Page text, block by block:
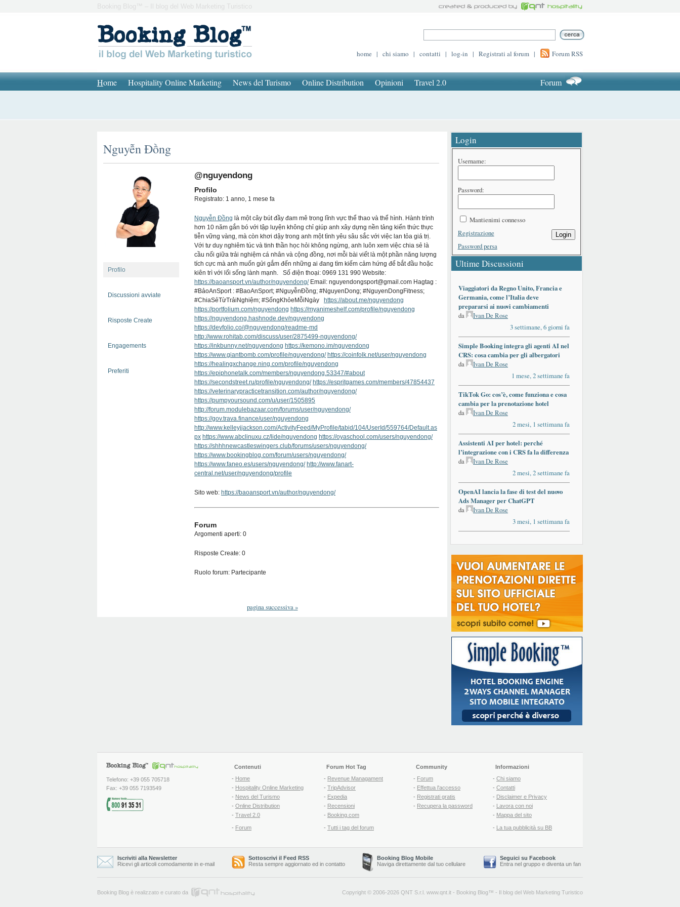
Booking Blog™ – Il blog del Web Marketing Turistico
home | chi siamo | contatti | log-in | Registrati al forum | Forum RSS
Home Hospitality Online Marketing News del Turismo Online Distribution Opinioni Travel 2.0 Forum
Nguyễn Đồng
Profilo
Discussioni avviate
Risposte Create
Engagements
Preferiti
@nguyendong
Profilo
Registrato: 1 anno, 1 mese fa
Nguyễn Đồng là một cây bút đầy đam mê trong lĩnh vực thể thao và thể hình. Hành trình
hơn 10 năm gắn bó với tập luyện không chỉ giúp anh xây dựng nền tảng kiến thức thực
tiễn vững vàng, mà còn khơi dậy trong anh một tình yêu sâu sắc với việc lan tỏa giá trị.
Với tư duy nghiêm túc và tinh thần học hỏi không ngừng, anh luôn xem việc chia sẻ là
cầu nối giữa trải nghiệm cá nhân và cộng đồng, nơi mỗi bài viết là một phần năng lượng
tích cực mà anh muốn gửi gắm đến những ai đang tìm kiếm cảm hứng để bắt đầu hoặc
kiên trì với lối sống lành mạnh. Số điện thoại: 0969 131 990 Website:
https://baoansport.vn/author/nguyendong/Email: nguyendongsport@gmail.com Hagtag :
#BảoAnSport : #BaoAnSport; #NguyễnĐồng; #NguyenDong; #NguyenDongFitness;
#ChiaSẻTừTrảiNghiệm; #SốngKhỏeMỗiNgày
https://about.me/nguyendong
https://portfolium.com/nguyendong https://myanimeshelf.com/profile/nguyendong
https://nguyendong.hashnode.dev/nguyendong
https://devfolio.co/@nguyendong/readme-md
http://www.rohitab.com/discuss/user/2875499-nguyendong/
https://inkbunny.net/nguyendong https://kemono.im/nguyendong
https://www.giantbomb.com/profile/nguyendong/ https://coinfolk.net/user/nguyendong
https://healingxchange.ning.com/profile/nguyendong
https://epiphonetalk.com/members/nguyendong.53347/#about
https://secondstreet.ru/profile/nguyendong/ https://espritgames.com/members/47854437
https://veterinarypracticetransition.com/author/nguyendong/
https://pumpyoursound.com/u/user/1505895
http://forum.modulebazaar.com/forums/user/nguyendong/
https://gov.trava.finance/user/nguyendong
http://www.kelleyjjackson.com/ActivityFeed/MyProfile/tabid/104/UserId/559764/Default.as
px https://www.abclinuxu.cz/lide/nguyendong https://oyaschool.com/users/nguyendong/
https://shhhnewcastleswingers.club/forums/users/nguyendong/
https://www.bookingblog.com/forum/users/nguyendong/
https://www.faneo.es/users/nguyendong/ http://www.fanart-
central.net/user/nguyendong/profile
Sito web: https://baoansport.vn/author/nguyendong/
Forum
Argomenti aperti: 0
Risposte Create: 0
Ruolo forum: Partecipante
pagina successiva»
Login
Username:
Password:
Mantienimi connesso
Login
Registrazione
Password persa
Ultime Discussioni
Viaggiatori da Regno Unito, Francia e
Germania, come l’Italia deve
prepararsi ai nuovi cambiamenti
da
Ivan De Rose
3 settimane, 6 giorni fa
Simple Booking integra gli agenti AI nel
CRS: cosa cambia per gli albergatori
da
Ivan De Rose
1 mese, 2 settimane fa
TikTok Go: cos’è, come funziona e cosa
cambia per la prenotazione hotel
da
Ivan De Rose
2 mesi, 1 settimana fa
Assistenti AI per hotel: perché
l’integrazione con i CRS fa la differenza
da
Ivan De Rose
2 mesi, 2 settimane fa
OpenAI lancia la fase di test del nuovo
Ads Manager per ChatGPT
da
Ivan De Rose
3 mesi, 1 settimana fa
Telefono: +39 055 705718
Fax: +39 055 7193549
Contenuti
- Home
- Hospitality Online Marketing
- News del Turismo
- Online Distribution
- Travel 2.0
- Forum
Forum Hot Tag
- Revenue Managament
- TripAdvisor
- Expedia
- Recensioni
- Booking.com
- Tutti i tag del forum
Community
- Forum
- Effettua l'accesso
- Registrati gratis
- Recupera la password
Informazioni
- Chi siamo
- Contatti
- Disclaimer e Privacy
- Lavora con noi
- Mappa del sito
- La tua pubblicità su BB
Iscriviti alla Newsletter
Ricevi gli articoli comodamente in e-mail
Sottoscrivi il Feed RSS
Resta sempre aggiornato ed in contatto
Booking Blog Mobile
Naviga direttamente dal tuo cellulare
Seguici su Facebook
Entra nel gruppo e diventa un fan
Booking Blog è realizzato e curato da Copyright © 2006-2026 QNT S.r.l. www.qnt.it - Booking Blog™ - Il blog del Web Marketing Turistico